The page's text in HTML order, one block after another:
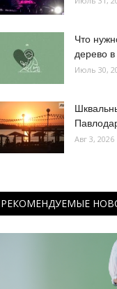
Что
дерево
Июль 30,
Авг 3, 2026
РЕКОМЕНДУЕМЫЕ